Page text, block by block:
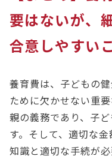
要はないが、
合意しやすい
養育費は、子どもの
ために欠かせない重
親の義務であり、子
す。そして、適切な
知識と適切な手続が必